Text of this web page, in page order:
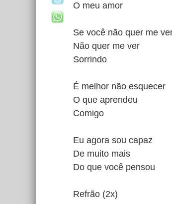
O meu amor
Se você não quer me
Não quer me ver
Sorrindo
É melhor não esquecer
O que aprendeu
Comigo
Eu agora sou capaz
De muito mais
Do que você pensou
Refrão (2x)